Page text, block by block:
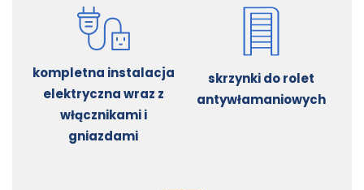
kompletna instalacja
elektryczna wraz z
włącznikami i
gniazdami
skrzynki do rolet
antywłamaniowych